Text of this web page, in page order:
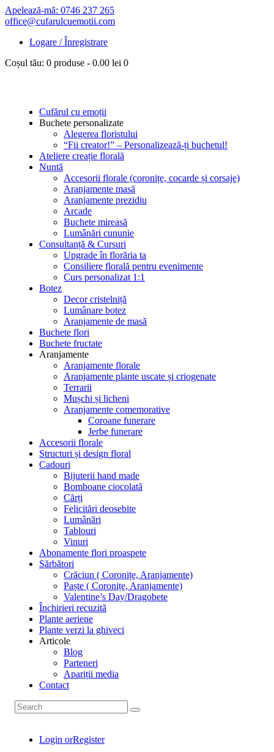
Apelează-mă: 0746 237 265
office@cufarulcuemotii.com
Logare / Înregistrare
Coșul tău: 0 produse - 0.00 lei 0
Cufărul cu emoții
Buchete personalizate
Alegerea floristului
“Fii creator!” – Personalizează-ți buchetul!
Ateliere creație florală
Nuntă
Accesorii florale (coronițe, cocarde și corsaje)
Aranjamente masă
Aranjamente prezidiu
Arcade
Buchete mireasă
Lumânări cununie
Consultanță & Cursuri
Upgrade în florăria ta
Consiliere florală pentru evenimente
Curs personalizat 1:1
Botez
Decor cristelniță
Lumânare botez
Aranjamente de masă
Buchete flori
Buchete fructate
Aranjamente
Aranjamente florale
Aranjamente plante uscate și criogenate
Terrarii
Mușchi și licheni
Aranjamente comemorative
Coroane funerare
Jerbe funerare
Accesorii florale
Structuri și design floral
Cadouri
Bijuterii hand made
Bomboane ciocolată
Cărți
Felicitări deosebite
Lumânări
Tablouri
Vinuri
Abonamente flori proaspete
Sărbători
Crăciun ( Coronițe, Aranjamente)
Paște ( Coronițe, Aranjamente)
Valentine’s Day/Dragobete
Închirieri recuzită
Plante aeriene
Plante verzi la ghiveci
Articole
Blog
Parteneri
Apariții media
Contact
Login orRegister